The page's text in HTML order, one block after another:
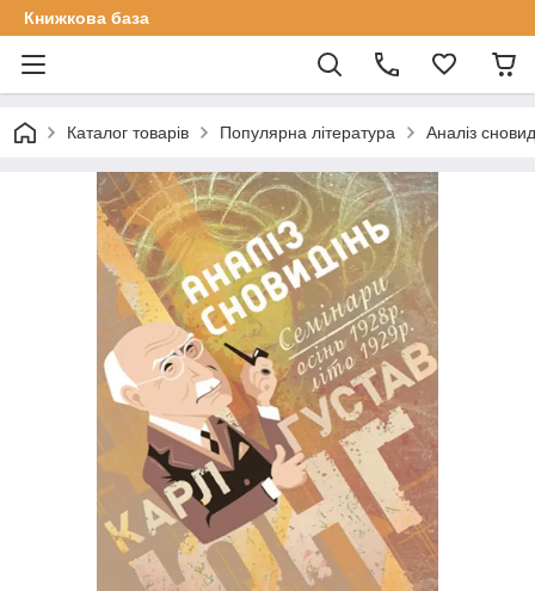
Книжкова база
Каталог товарів Популярна література Аналіз